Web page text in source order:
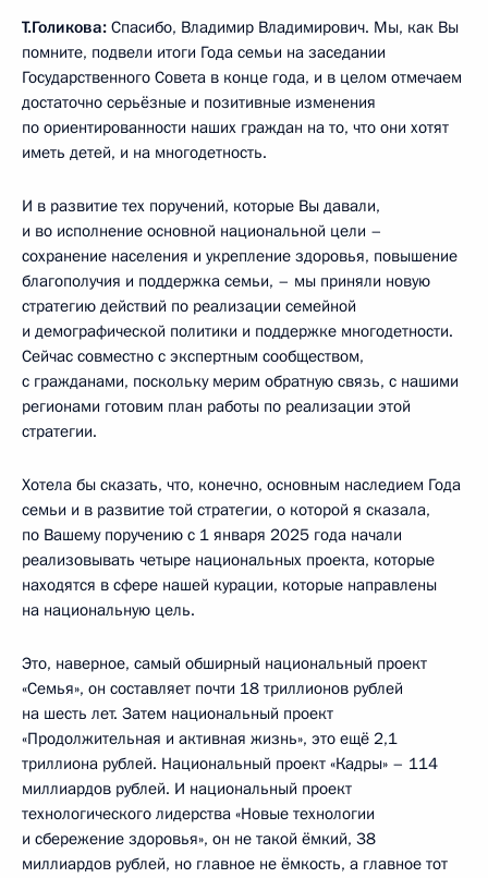
Т.Голикова: Спасибо, Владимир Владимирович. Мы, как Вы
помните, подвели итоги Года семьи на заседании
Государственного Совета в конце года, и в целом отмечаем
достаточно серьёзные и позитивные изменения
по ориентированности наших граждан на то, что они хотят
иметь детей, и на многодетность.
И в развитие тех поручений, которые Вы давали,
и во исполнение основной национальной цели –
сохранение населения и укрепление здоровья, повышение
благополучия и поддержка семьи, – мы приняли новую
стратегию действий по реализации семейной
и демографической политики и поддержке многодетности.
Сейчас совместно с экспертным сообществом,
с гражданами, поскольку мерим обратную связь, с нашими
регионами готовим план работы по реализации этой
стратегии.
Хотела бы сказать, что, конечно, основным наследием Года
семьи и в развитие той стратегии, о которой я сказала,
по Вашему поручению с 1 января 2025 года начали
реализовывать четыре национальных проекта, которые
находятся в сфере нашей курации, которые направлены
на национальную цель.
Это, наверное, самый обширный национальный проект
«Семья», он составляет почти 18 триллионов рублей
на шесть лет. Затем национальный проект
«Продолжительная и активная жизнь», это ещё 2,1
триллиона рублей. Национальный проект «Кадры» – 114
миллиардов рублей. И национальный проект
технологического лидерства «Новые технологии
и сбережение здоровья», он не такой ёмкий, 38
миллиардов рублей, но главное не ёмкость, а главное тот